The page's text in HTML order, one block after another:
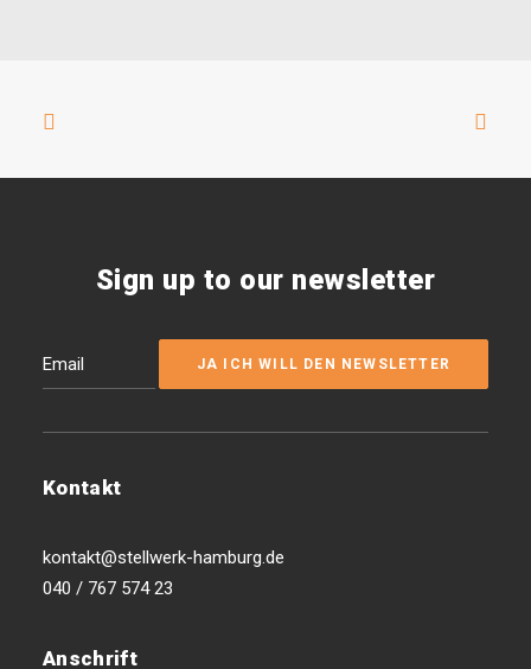
Sign up to our newsletter
Kontakt
kontakt@stellwerk-hamburg.de
040 / 767 574 23
Anschrift